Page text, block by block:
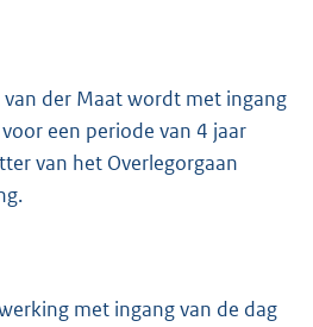
van der Maat wordt met ingang
een periode van 4 jaar
van het Overlegorgaan
met ingang van de dag